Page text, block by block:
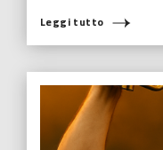
Leggi tutto